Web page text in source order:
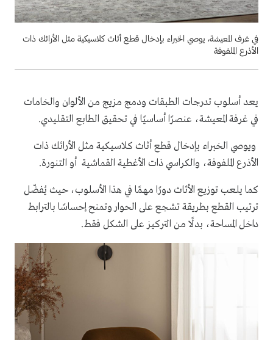
في غرف المعيشة، يوصي الخبراء بإدخال قطع أثاث كلاسيكية مثل الأرائك ذات
الأذرع الملفوفة
يعد أسلوب تدرجات الطبقات ودمج مزيج من الألوان والخامات
في غرفة المعيشة، عنصرًا أساسيًا في تحقيق الطابع التقليدي.
ويوصي الخبراء بإدخال قطع أثاث كلاسيكية مثل الأرائك ذات
الأذرع الملفوفة، والكراسي ذات الأغطية القماشية أو التنورة.
كما يلعب توزيع الأثاث دورًا مهمًا في هذا الأسلوب، حيث يُفضّل
ترتيب القطع بطريقة تشجع على الحوار وتمنح إحساسًا بالترابط
داخل المساحة، بدلًا من التركيز على الشكل فقط.